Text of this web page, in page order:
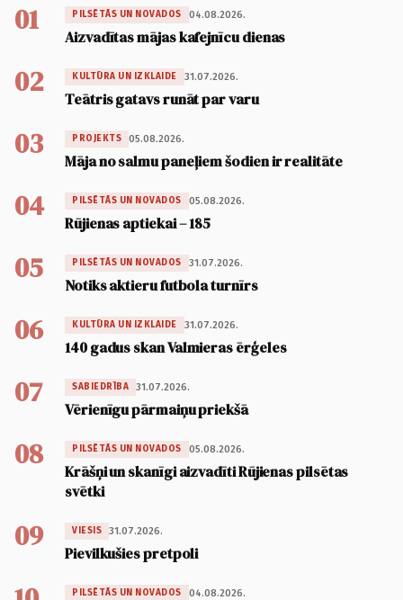
01 PILSĒTĀS UN NOVADOS 04.08.2026.
Aizvadītas mājas kafejnīcu dienas
02 KULTŪRA UN IZKLAIDE 31.07.2026.
Teātris gatavs runāt par varu
03 PROJEKTS 05.08.2026.
Māja no salmu paneļiem šodien ir realitāte
04 PILSĒTĀS UN NOVADOS 05.08.2026.
Rūjienas aptiekai – 185
05 PILSĒTĀS UN NOVADOS 31.07.2026.
Notiks aktieru futbola turnīrs
06 KULTŪRA UN IZKLAIDE 31.07.2026.
140 gadus skan Valmieras ērģeles
07 SABIEDRĪBA 31.07.2026.
Vērienīgu pārmaiņu priekšā
08 PILSĒTĀS UN NOVADOS 05.08.2026.
Krāšņi un skanīgi aizvadīti Rūjienas pilsētas
svētki
09 VIESIS 31.07.2026.
Pievilkušies pretpoli
PILSĒTĀS UN NOVADOS 04.08.2026.